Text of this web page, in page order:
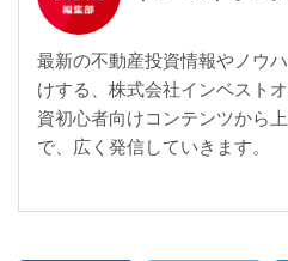
最新の不動産投資情報やノウ
けする、株式会社インベスト
資初心者向けコンテンツから
で、広く発信していきます。